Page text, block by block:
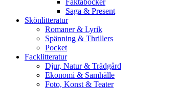
Faktaböcker
Saga & Present
Skönlitteratur
Romaner & Lyrik
Spänning & Thrillers
Pocket
Facklitteratur
Djur, Natur & Trädgård
Ekonomi & Samhälle
Foto, Konst & Teater